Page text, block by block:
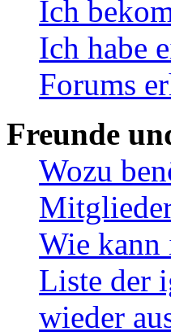
Ich
Ich habe
Forums
Freunde
Wozu
Wie kann
Liste der
wieder